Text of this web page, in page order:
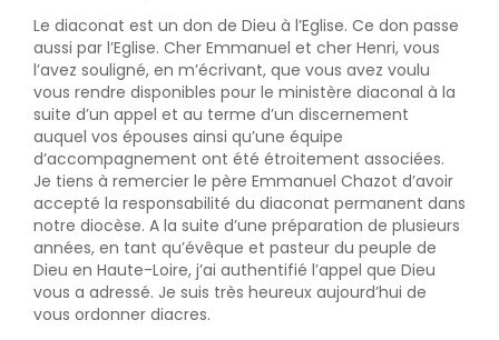
Le diaconat est un don de Dieu à l’Eglise. Ce don passe
aussi par l’Eglise. Cher Emmanuel et cher Henri, vous
l’avez souligné, en m’écrivant, que vous avez voulu
vous rendre disponibles pour le ministère diaconal à la
suite d’un appel et au terme d’un discernement
auquel vos épouses ainsi qu’une équipe
d’accompagnement ont été étroitement associées.
Je tiens à remercier le père Emmanuel Chazot d’avoir
accepté la responsabilité du diaconat permanent dans
notre diocèse. A la suite d’une préparation de plusieurs
années, en tant qu’évêque et pasteur du peuple de
Dieu en Haute-Loire, j’ai authentifié l’appel que Dieu
vous a adressé. Je suis très heureux aujourd’hui de
vous ordonner diacres.